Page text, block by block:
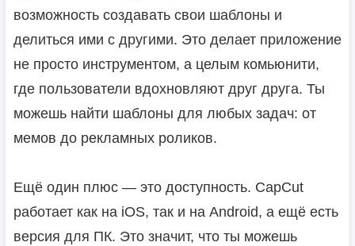
возможность создавать свои шаблоны и
делиться ими с другими. Это делает приложение
не просто инструментом, а целым комьюнити,
где пользователи вдохновляют друг друга. Ты
можешь найти шаблоны для любых задач: от
мемов до рекламных роликов.
Ещё один плюс — это доступность. CapCut
работает как на iOS, так и на Android, а ещё есть
версия для ПК. Это значит, что ты можешь